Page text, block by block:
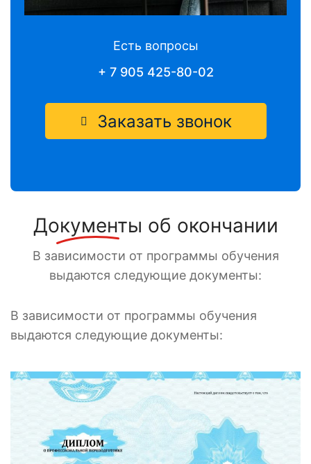
Есть вопросы
+ 7 905 425-80-02
Заказать звонок
Документы об окончании
В зависимости от программы обучения
выдаются следующие документы:
В зависимости от программы обучения
выдаются следующие документы: